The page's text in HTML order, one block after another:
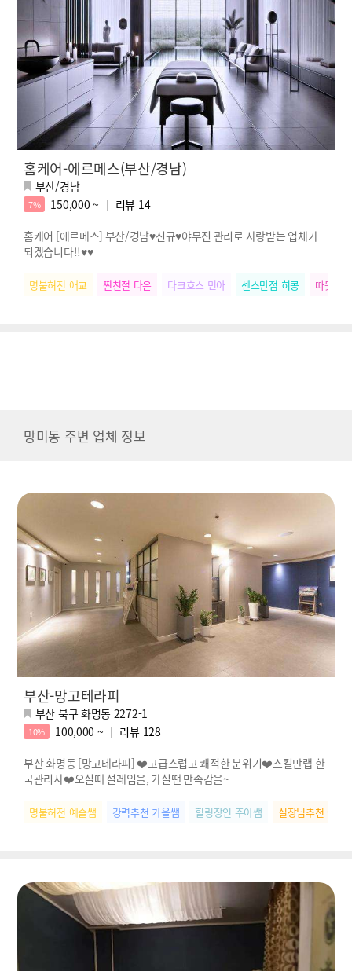
홈케어-에르메스(부산/경남)
부산/경남
7% 150,000 ~ 리뷰 14
홈케어 [에르메스] 부산/경남♥신규♥야무진 관리로 사랑받는 업체가
되겠습니다!!♥♥
명불허전 애교 찐친절 다은 다크호스 민아 센스만점 히콩 따뜻한
망미동 주변 업체 정보
부산-망고테라피
부산 북구 화명동 2272-1
10% 100,000 ~ 리뷰 128
부산 화명동 [망고테라피] ❤️고급스럽고 쾌적한 분위기❤️스킬만랩 한
국관리사❤️오실때 설레임을, 가실땐 만족감을~
명불허전 예슬쌤 강력추천 가을쌤 힐링장인 주아쌤 실장님추천 아름